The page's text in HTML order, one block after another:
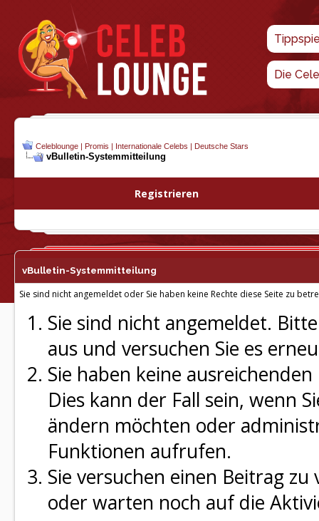
Die
Celeblounge | Promis | Internationale Celebs | Deutsche Stars
vBulletin-Systemmitteilung
Registrieren
vBulletin-Systemmitteilung
Sie sind nicht angemeldet oder Sie haben keine Rechte diese Seite zu
Sie sind nicht angemeldet.
aus und versuchen Sie es
Sie haben keine
Dies kann der Fall sein, wenn
ändern möchten oder
Funktionen aufrufen.
Sie versuchen einen Beitrag
oder warten noch auf die